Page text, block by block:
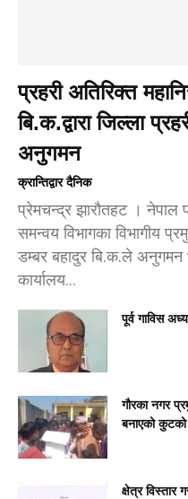
प्रहरी अतिरिक्त
बि.क.द्वारा जिल्ला
अनुगमन
क्रान्तिद्वार दैनिक
प्रेमचन्द्र झारौतहट । नेपाल
समन्वय विभागका विभागीय
डम्बर बहादुर बि.क.ले अनुगमन
कार्यालय...
पूर्व गाविस
गाैरका नगर
बनाएको
क्षेत्र विस्तार